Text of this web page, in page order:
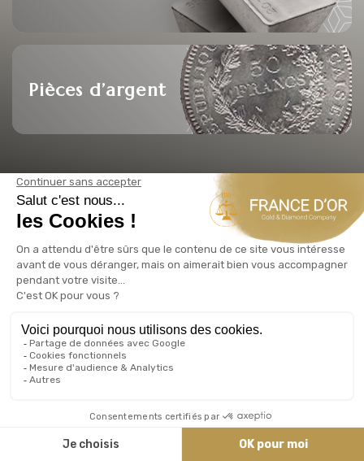
Pièces d’argent
NOS AGENCES FRANCE D'OR
ACHAT VENTE OR ARGENT
CANNES